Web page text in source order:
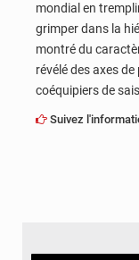
mondial en
grimper dans la
montré du
révélé des axes
coéquipiers de
Suivez